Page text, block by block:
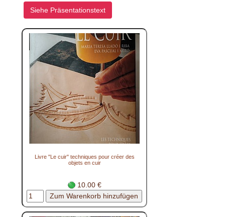
Siehe Präsentationstext
Livre "Le cuir" techniques pour créer des
objets en cuir
10.00 €